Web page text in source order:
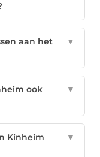
aan het
▼
ook
▼
Kinheim
▼